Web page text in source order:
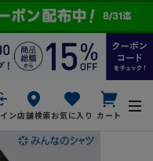
ン店舗検索お気に入り カート